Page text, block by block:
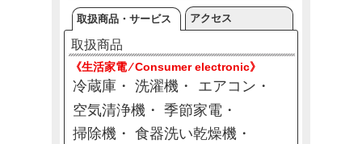
取扱商品・サービス アクセス
取扱商品
《生活家電 ⁄ Consumer electronic》
冷蔵庫 洗濯機
エアコン
空気清浄機
季節家電
掃除機
食器洗い乾燥機